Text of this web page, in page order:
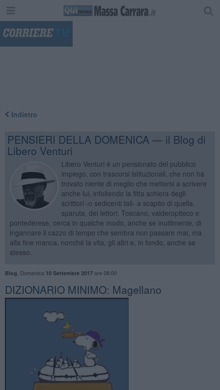
Indietro
PENSIERI DELLA DOMENICA — il Blog di
Libero Venturi
Libero Venturi è un pensionato del pubblico
impiego, con trascorsi istituzionali, che non ha
trovato niente di meglio che mettersi a scrivere
anche lui, infoltendo la fitta schiera degli
scrittori -o sedicenti tali- a scapito di quella,
sparuta, dei lettori. Toscano, valderopiteco e
pontederese, cerca in qualche modo, anche se inutilmente, di
ingannare il cazzo di tempo che sembra non passare mai, ma
alla fine manca, nonché la vita, gli altri e, in fondo, anche se
stesso.
Blog Domenica 10 Settembre 2017ore 08:00
​DIZIONARIO MINIMO: Magellano